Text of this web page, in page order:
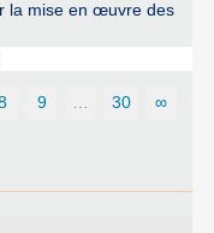
la mise en œuvre des
9 30 ∞